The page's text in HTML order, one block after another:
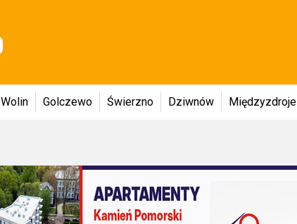
Wolin Golczewo Świerzno Dziwnów Międzyzdroje